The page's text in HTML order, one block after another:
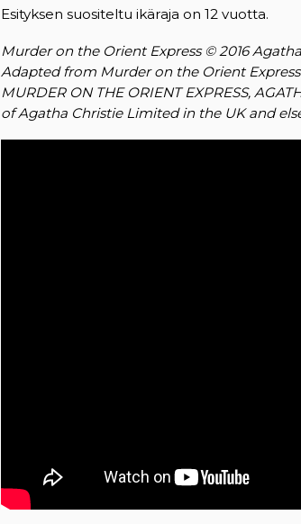
Esityksen suositeltu ikäraja on 12 vuotta.
Murder on the Orient Express © 2016
Adapted from Murder on the Orient
MURDER ON THE ORIENT EXPRESS,
of Agatha Christie Limited in the UK and